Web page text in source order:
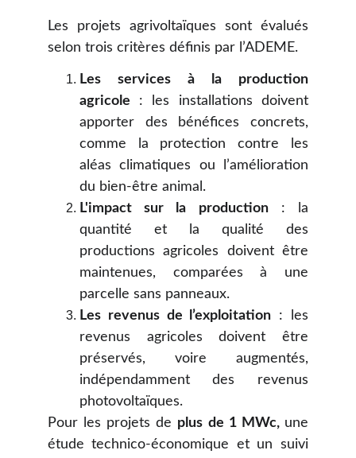
Les projets agrivoltaïques sont évalués
selon trois critères définis par l’ADEME.
Les services à la production
agricole : les installations doivent
apporter des bénéfices concrets,
comme la protection contre les
aléas climatiques ou l’amélioration
du bien-être animal.
L'impact sur la production: la
quantité et la qualité des
productions agricoles doivent être
maintenues, comparées à une
parcelle sans panneaux.
Les revenus de l’exploitation : les
revenus agricoles doivent être
préservés, voire augmentés,
indépendamment des revenus
photovoltaïques.
Pour les projets de plus de 1 MWc, une
étude technico-économique et un suivi